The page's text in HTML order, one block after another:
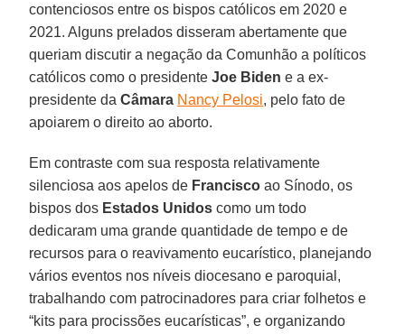
contenciosos entre os bispos católicos em 2020 e
2021. Alguns prelados disseram abertamente que
queriam discutir a negação da Comunhão a políticos
católicos como o presidenteJoe Biden e a ex-
presidente daCâmara Nancy Pelosi, pelo fato de
apoiarem o direito ao aborto.
Em contraste com sua resposta relativamente
silenciosa aos apelos de Francisco ao Sínodo, os
bispos dos Estados Unidos como um todo
dedicaram uma grande quantidade de tempo e de
recursos para o reavivamento eucarístico, planejando
vários eventos nos níveis diocesano e paroquial,
trabalhando com patrocinadores para criar folhetos e
“kits para procissões eucarísticas”, e organizando